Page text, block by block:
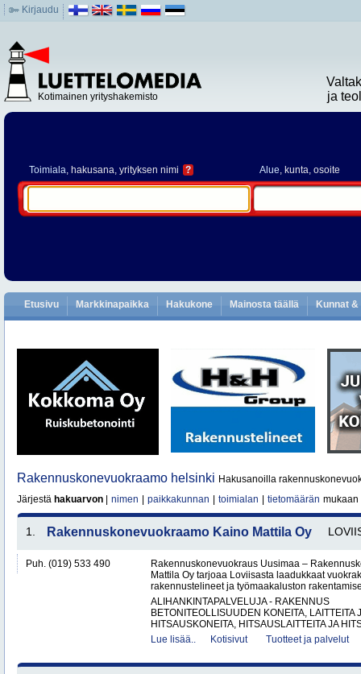
Kirjaudu
Kotimainen yrityshakemisto
ja
Toimiala, hakusana, yrityksen nimi ? Alue, kunta, osoite
Etusivu Markkinapaikka Hakukone Mainosta täällä Kunnat
Rakennuskonevuokraamo helsinki Hakusanoilla
Järjestä hakuarvon nimen paikkakunnan toimialan tietomäärän mukaan
1. Rakennuskonevuokraamo Kaino Mattila Oy
Puh. (019) 533 490
Rakennuskonevuokraus Uusimaa –
Mattila Oy tarjoaa Loviisasta laadukkaat
rakennustelineet ja työmaakaluston
ALIHANKINTAPALVELUJA - RAKENNUS
BETONITEOLLISUUDEN KONEITA, LAITTEITA
HITSAUSKONEITA, HITSAUSLAITTEITA JA
Lue lisää..
Kotisivut Tuotteet ja palvelut